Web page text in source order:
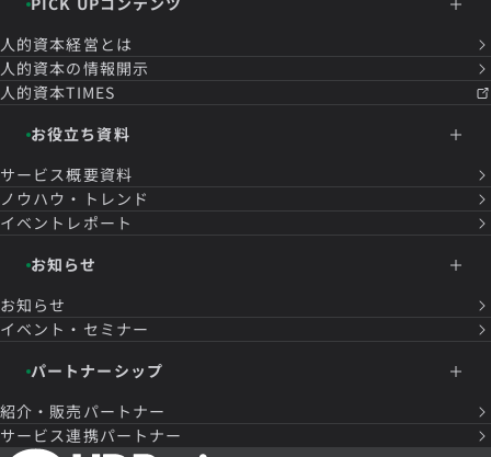
人的資本経営とは
人的資本の情報開示
人的資本TIMES
お役立ち資料
サービス概要資料
ノウハウ・トレンド
イベントレポート
お知らせ
お知らせ
イベント・セミナー
パートナーシップ
紹介・販売パートナー
サービス連携パートナー